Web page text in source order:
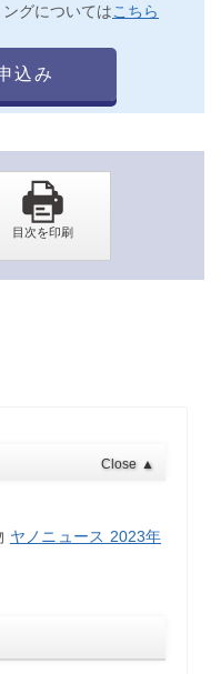
グについてはこちら
込み
Close ▲
ヤノニュース 2023年